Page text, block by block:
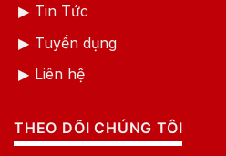
Tin Tức
Tuyển dụng
Liên hệ
THEO DÕI CHÚNG TÔI